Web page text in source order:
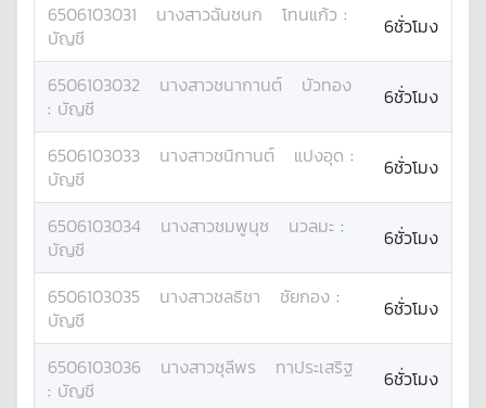
6506103031 นางสาวฉันชนก โทนแก้ว :
บัญชี
6ชั่วโมง
6506103032 นางสาวชนากานต์
บัวทอง
: บัญชี 6ชั่วโมง
6506103033 นางสาวชนิกานต์ แปงอุด :
บัญชี
6ชั่วโมง
6506103034 นางสาวชมพูนุช นวลมะ :
บัญชี
6ชั่วโมง
6506103035 นางสาวชลธิชา ชัยกอง :
บัญชี
6ชั่วโมง
6506103036 นางสาวชุลีพร
ทาประเสริฐ
: บัญชี 6ชั่วโมง